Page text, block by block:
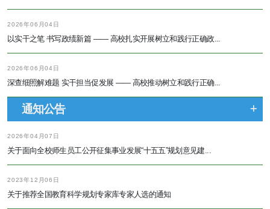
2026年06月04日
以实干之笔 书写政绩新篇 —— 高校扎实开展树立和践行正确政...
2026年06月04日
深查细照解难题 实干担当促发展 —— 高校推动树立和践行正确...
通知公告
2026年04月07日
关于面向全校师生员工公开征集事业发展“十五五”规划意见建...
2023年12月06日
关于推荐全国教育科学规划专家库专家人选的通知